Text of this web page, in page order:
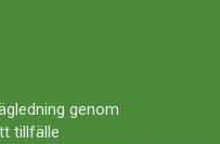
genom
tillfälle